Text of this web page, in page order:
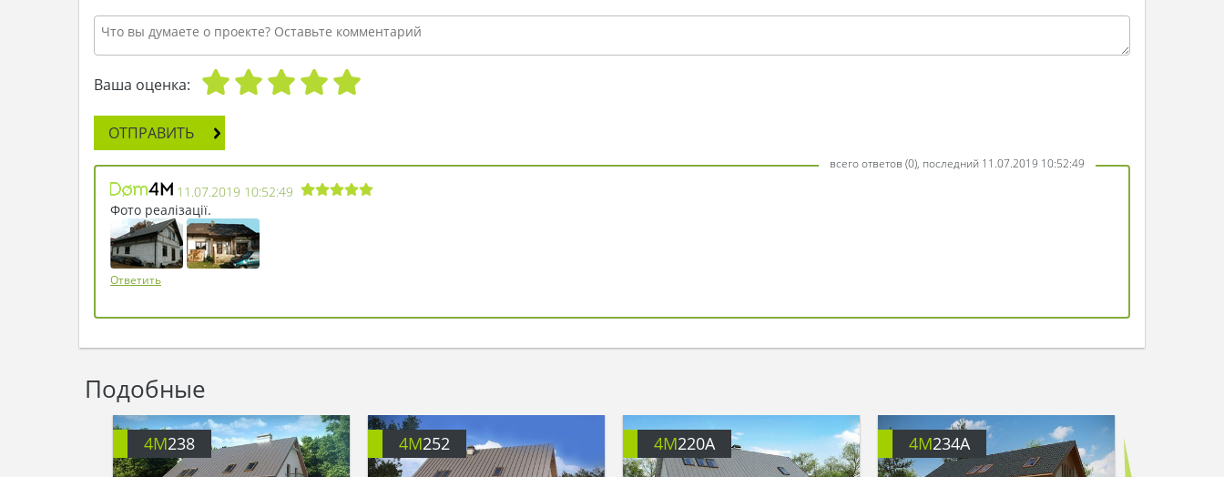
Ваша оценка:
ОТПРАВИТЬ
всего ответов (0), последний 11.07.2019 10:52:49
11.07.2019 10:52:49
Фото реалізації.
Ответить
Подобные
4M238 4M252 4M220A 4M234A